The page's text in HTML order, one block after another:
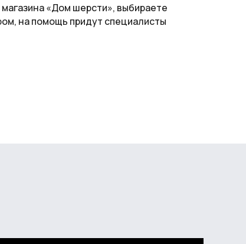
«Дом шерсти», выбираете
на помощь придут специалисты